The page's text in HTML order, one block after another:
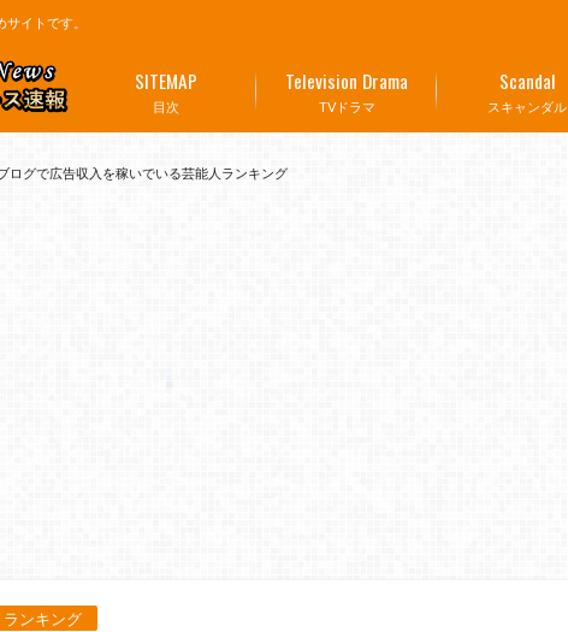
イトです。
目次
SITEMAP
TVドラマ
Television Drama
スキャンダル
Scandal
ログで広告収入を稼いでいる芸能人ランキング
ランキング